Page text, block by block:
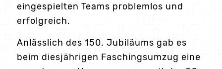
eingespielten Teams problemlos und
erfolgreich.
Anlässlich des 150. Jubiläums gab es
beim diesjährigen Faschingsumzug eine